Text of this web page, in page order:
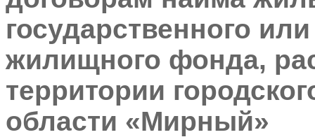
государственного
жилищного фонда,
территории
области «Мирный»